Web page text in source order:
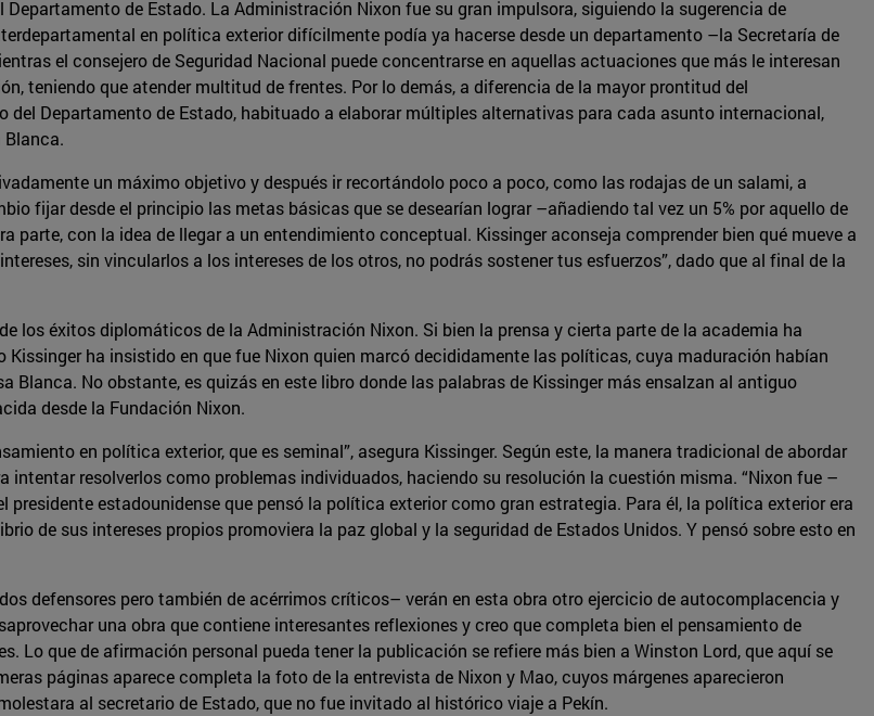
de Estado. La Administración Nixon fue su gran impulsora, siguiendo la sugerencia de
en política exterior difícilmente podía ya hacerse desde un departamento –la Secretaría de
el consejero de Seguridad Nacional puede concentrarse en aquellas actuaciones que más le interesan
teniendo que atender multitud de frentes. Por lo demás, a diferencia de la mayor prontitud del
del Departamento de Estado, habituado a elaborar múltiples alternativas para cada asunto internacional,
Blanca.
un máximo objetivo y después ir recortándolo poco a poco, como las rodajas de un salami, a
fijar desde el principio las metas básicas que se desearían lograr –añadiendo tal vez un 5% por aquello de
con la idea de llegar a un entendimiento conceptual. Kissinger aconseja comprender bien qué mueve a
sin vincularlos a los intereses de los otros, no podrás sostener tus esfuerzos”, dado que al final de la
los éxitos diplomáticos de la Administración Nixon. Si bien la prensa y cierta parte de la academia ha
ha insistido en que fue Nixon quien marcó decididamente las políticas, cuya maduración habían
Blanca. No obstante, es quizás en este libro donde las palabras de Kissinger más ensalzan al antiguo
desde la Fundación Nixon.
en política exterior, que es seminal”, asegura Kissinger. Según este, la manera tradicional de abordar
resolverlos como problemas individuados, haciendo su resolución la cuestión misma. “Nixon fue –
presidente estadounidense que pensó la política exterior como gran estrategia. Para él, la política exterior era
de sus intereses propios promoviera la paz global y la seguridad de Estados Unidos. Y pensó sobre esto en
defensores pero también de acérrimos críticos– verán en esta obra otro ejercicio de autocomplacencia y
una obra que contiene interesantes reflexiones y creo que completa bien el pensamiento de
Lo que de afirmación personal pueda tener la publicación se refiere más bien a Winston Lord, que aquí se
páginas aparece completa la foto de la entrevista de Nixon y Mao, cuyos márgenes aparecieron
al secretario de Estado, que no fue invitado al histórico viaje a Pekín.